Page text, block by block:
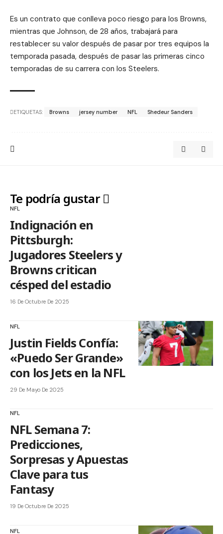
Es un contrato que conlleva poco riesgo para los Browns,
mientras que Johnson, de 28 años, trabajará para
restablecer su valor después de pasar por tres equipos la
temporada pasada, después de pasar las primeras cinco
temporadas de su carrera con los Steelers.
ETIQUETAS: Browns jersey number NFL Shedeur Sanders
Te podría gustar
NFL
Indignación en
Pittsburgh:
Jugadores Steelers y
Browns critican
césped del estadio
16 De Octubre De 2025
NFL
Justin Fields Confía:
«Puedo Ser Grande»
con los Jets en la NFL
29 De Mayo De 2025
NFL
NFL Semana 7:
Predicciones,
Sorpresas y Apuestas
Clave para tus
Fantasy
19 De Octubre De 2025
NFL